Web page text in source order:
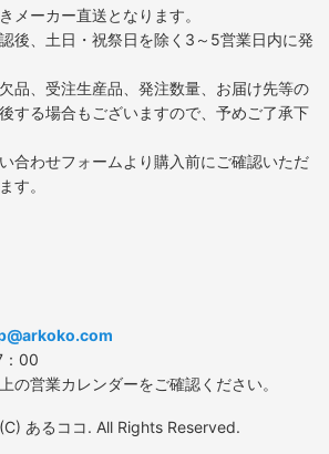
メーカー直送となります。
後、土日・祝祭日を除く3～5営業日内に発
品、受注生産品、発注数量、お届け先等の
する場合もございますので、予めご了承下
合わせフォームより購入前にご確認いただ
す。
：00
の営業カレンダーをご確認ください。
あるココ. All Rights Reserved.